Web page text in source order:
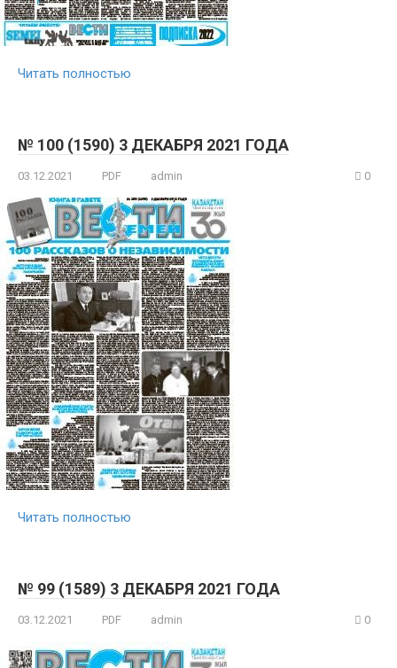
Читать полностью
№ 100 (1590) 3 ДЕКАБРЯ 2021 ГОДА
03.12.2021 PDF admin 0
Читать полностью
№ 99 (1589) 3 ДЕКАБРЯ 2021 ГОДА
03.12.2021 PDF admin 0